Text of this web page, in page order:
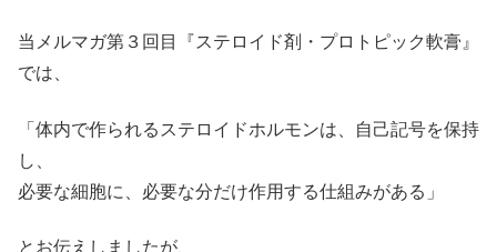
当メルマガ第３回目『ステロイド剤・プロトピック軟膏』
では、
「体内で作られるステロイドホルモンは、自己記号を保持
し、
必要な細胞に、必要な分だけ作用する仕組みがある」
とお伝えしましたが、